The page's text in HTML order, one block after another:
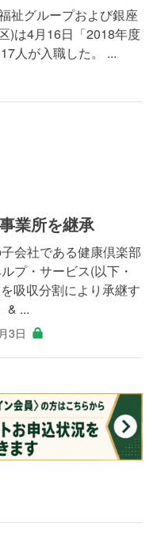
祉グループおよび銀座
)は4月16日「2018年度
人が入職した。 ...
業所を継承
会社である健康倶楽部
プ・サービス(以下・
吸収分割により承継す
& ...
3日